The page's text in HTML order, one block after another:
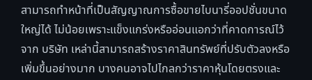
สามารถทำหน้าที่เป็นสัญญาณการซื้อขายไบนารี่ออปชั่นขนาด
ใหญ่ได้ ไม่น้อยเพราะแข็งแกร่งหรืออ่อนแอกว่าที่คาดการณ์ไว้
จาก บริษัท เหล่านี้สามารถสร้างราคาสินทรัพย์ที่ปรับตัวลงหรือ
เพิ่มขึ้นอย่างมาก บางคนอาจไปไกลกว่าราคาหุ้นโดยตรงและ